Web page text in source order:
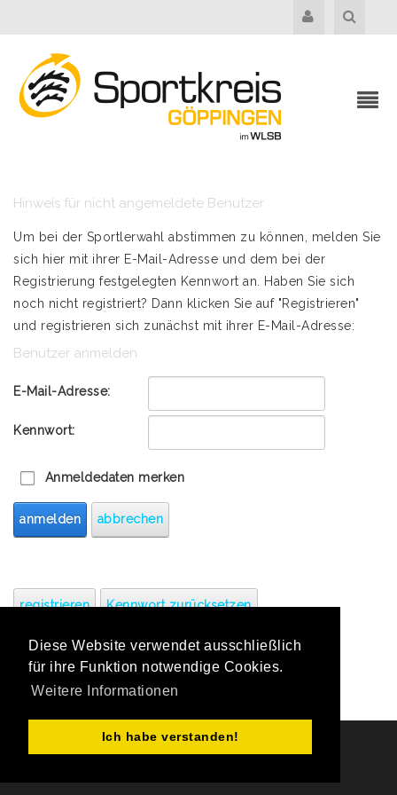
Diese Website verwendet ausschließlich
für ihre Funktion notwendige Cookies.
Weitere Informationen
Ich habe verstanden!
Hinweis für nicht angemeldete Benutzer
Um bei der Sportlerwahl abstimmen zu können, melden Sie
sich hier mit ihrer E-Mail-Adresse und dem bei der
Registrierung festgelegten Kennwort an. Haben Sie sich
noch nicht registriert? Dann klicken Sie auf "Registrieren"
und registrieren sich zunächst mit ihrer E-Mail-Adresse:
Benutzer anmelden
E-Mail-Adresse:
Kennwort:
Anmeldedaten merken
anmelden abbrechen
registrieren Kennwort zurücksetzen